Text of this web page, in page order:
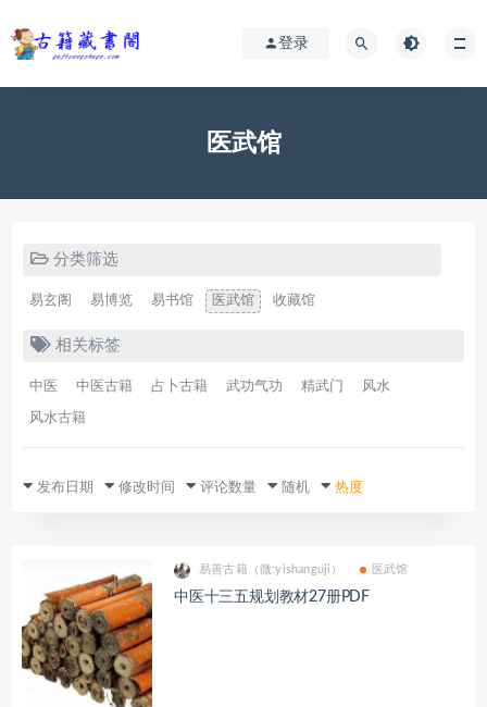
登录
医武馆
分类筛选
易玄阁 易博览 易书馆 医武馆 收藏馆
相关标签
中医 中医古籍 占卜古籍 武功气功 精武门 风水
风水古籍
发布日期 修改时间 评论数量 随机 热度
易善古籍（微:yishanguji） 医武馆
中医十三五规划教材27册PDF